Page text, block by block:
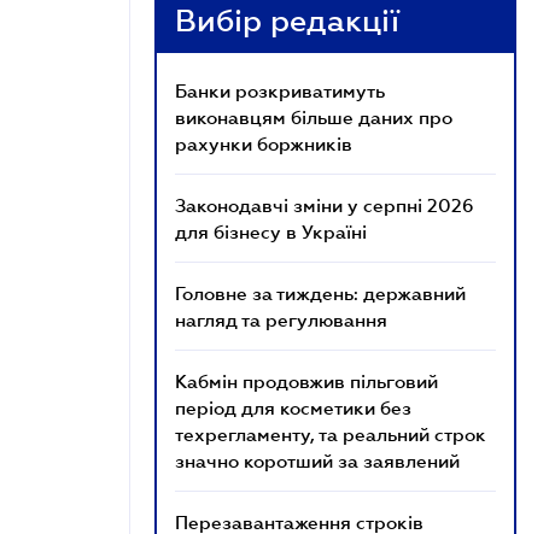
Вибір редакції
Банки розкриватимуть
виконавцям більше даних про
рахунки боржників
Законодавчі зміни у серпні 2026
для бізнесу в Україні
Головне за тиждень: державний
нагляд та регулювання
Кабмін продовжив пільговий
період для косметики без
техрегламенту, та реальний строк
значно коротший за заявлений
Перезавантаження строків